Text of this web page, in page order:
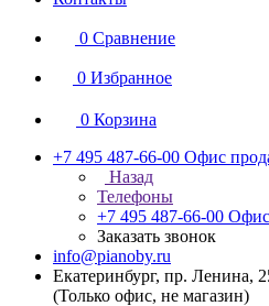
0 Сравнение
0 Избранное
0 Корзина
+7 495 487-66-00 Офис
Назад
Телефоны
+7 495 487-66-00 Офис
Заказать звонок
info@pianoby.ru
Екатеринбург, пр. Ленина,
(Только офис, не магазин)